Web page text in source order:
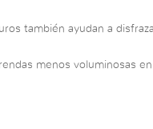
también ayudan a
menos voluminosas